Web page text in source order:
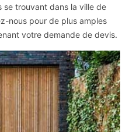
se trouvant dans la ville de
nous pour de plus amples
votre demande de devis.